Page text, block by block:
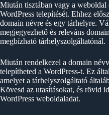
Miután tisztában vagy a weboldal
WordPress telepítését. Ehhez
domain névre és egy tárhelyre.
megjegyezhető és releváns
megbízható tárhelyszolgáltatónál.
Miután rendelkezel a domain
telepítheted a WordPress-t. Ez
amelyet a tárhelyszolgáltató
Kövesd az utasításokat, és rövid
WordPress weboldaladat.